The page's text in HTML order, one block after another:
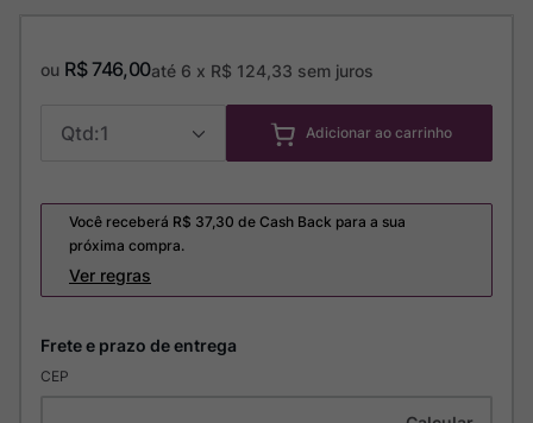
ou R$746,00até 6 x R$ 124,33 sem juros
1 Adicionar ao carrinho
Você receberá R$ 37,30 de Cash Back para a sua
próxima compra.
Ver regras
CEP